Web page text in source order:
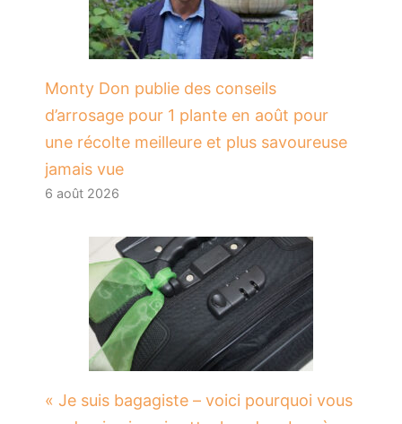
Monty Don publie des conseils
d’arrosage pour 1 plante en août pour
une récolte meilleure et plus savoureuse
jamais vue
6 août 2026
« Je suis bagagiste – voici pourquoi vous